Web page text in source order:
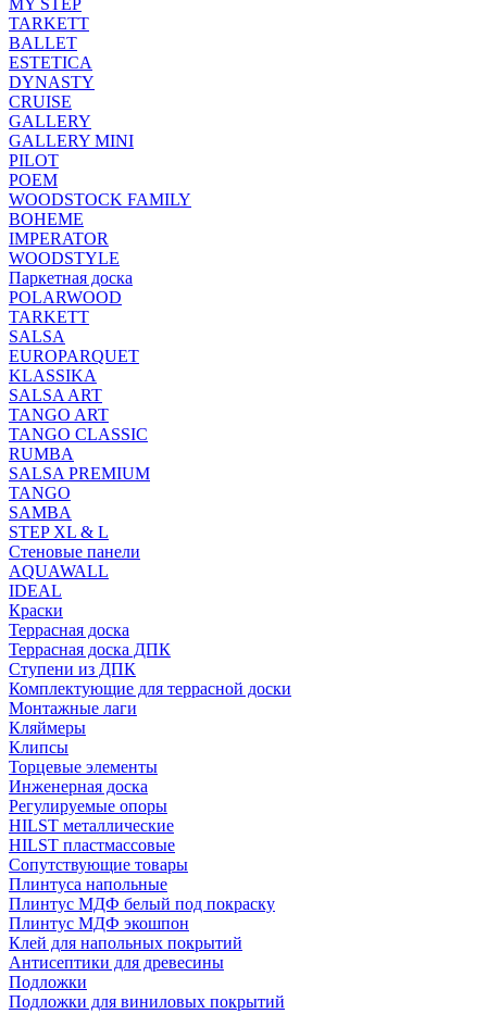
MY STEP
TARKETT
BALLET
ESTETICA
DYNASTY
CRUISE
GALLERY
GALLERY MINI
PILOT
POEM
WOODSTOCK FAMILY
BOHEME
IMPERATOR
WOODSTYLE
Паркетная доска
POLARWOOD
TARKETT
SALSA
EUROPARQUET
KLASSIKA
SALSA ART
TANGO ART
TANGO CLASSIC
RUMBA
SALSA PREMIUM
TANGO
SAMBA
STEP XL & L
Стеновые панели
AQUAWALL
IDEAL
Краски
Террасная доска
Террасная доска ДПК
Ступени из ДПК
Комплектующие для террасной доски
Монтажные лаги
Кляймеры
Клипсы
Торцевые элементы
Инженерная доска
Регулируемые опоры
HILST металлические
HILST пластмассовые
Сопутствующие товары
Плинтуса напольные
Плинтус МДФ белый под покраску
Плинтус МДФ экошпон
Клей для напольных покрытий
Антисептики для древесины
Подложки
Подложки для виниловых покрытий